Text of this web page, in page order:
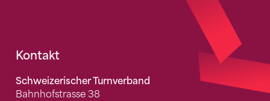
Fusszeile
Kontakt
Schweizerischer Turnverband
Bahnhofstrasse 38